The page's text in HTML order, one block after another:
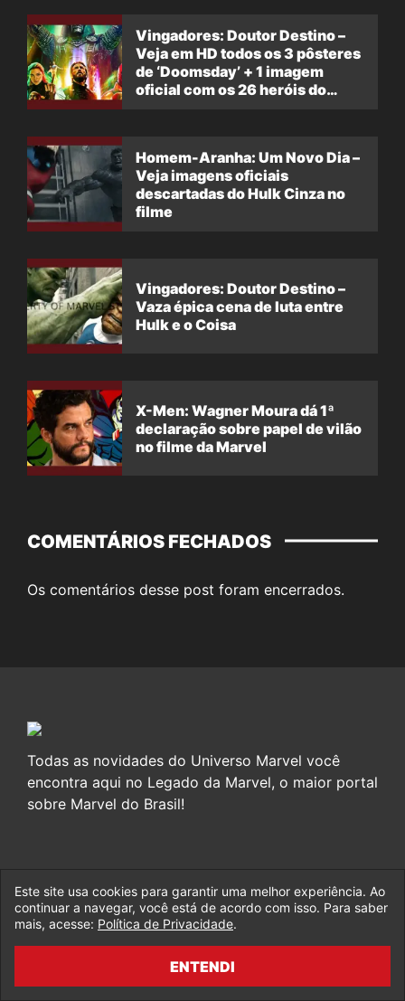
Vingadores: Doutor Destino –
Veja em HD todos os 3 pôsteres
de ‘Doomsday’ + 1 imagem
oficial com os 26 heróis do
Homem-Aranha: Um Novo Dia –
Veja imagens oficiais
descartadas do Hulk Cinza no
filme
Vingadores: Doutor Destino –
Vaza épica cena de luta entre
Hulk e o Coisa
X-Men: Wagner Moura dá 1ª
declaração sobre papel de vilão
no filme da Marvel
COMENTÁRIOS FECHADOS
Os comentários desse post foram encerrados.
Todas as novidades do Universo Marvel você
encontra aqui no Legado da Marvel, o maior portal
sobre Marvel do Brasil!
Fale Conosco
Política de Privacidade
Este site usa cookies para garantir uma melhor experiência. Ao
continuar a navegar, você está de acordo com isso. Para saber
mais, acesse: Política de Privacidade.
ENTENDI